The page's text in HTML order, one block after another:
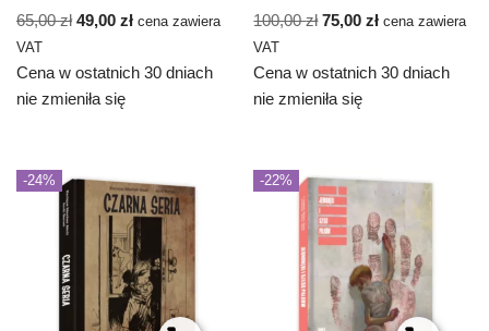
65,00zł 49,00 zł cena zawiera
VAT
Cena w ostatnich 30 dniach
nie zmieniła się
100,00zł 75,00zł cena zawiera
VAT
Cena w ostatnich 30 dniach
nie zmieniła się
-24% -22%